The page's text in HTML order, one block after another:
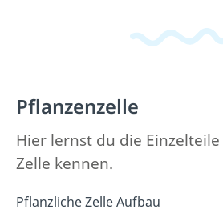
Pflanzenzelle
Hier lernst du die
Zelle kennen.
Pflanzliche Zelle Aufbau